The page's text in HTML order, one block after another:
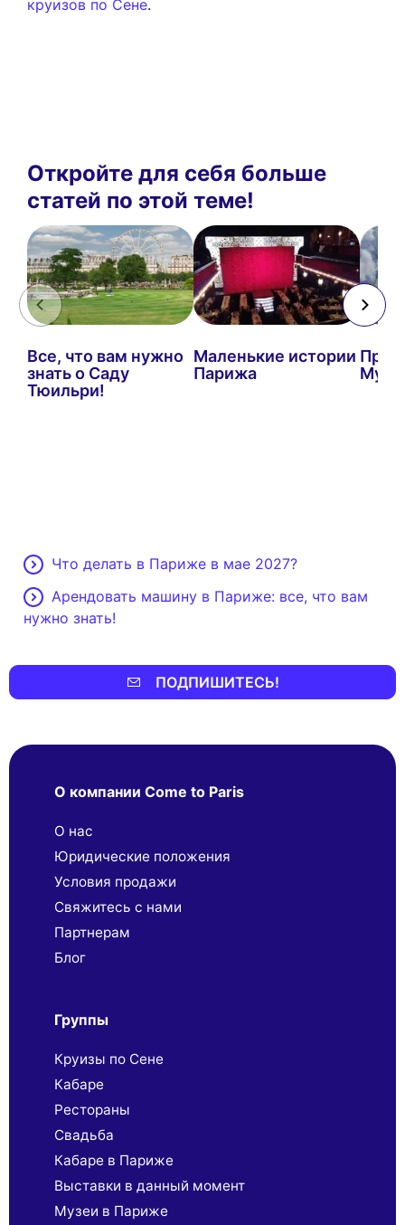
круизов по Сене.
Откройте для себя больше
статей по этой теме!
Все, что вам нужно
знать о Саду
Тюильри!
Маленькие истории
Парижа
Что делать в Париже в мае 2027?
Арендовать машину в Париже: все, что вам
нужно знать!
ПОДПИШИТЕСЬ!
О компании Come to Paris
О нас
Юридические положения
Условия продажи
Свяжитесь с нами
Партнерaм
Блог
Группы
Круизы по Сене
Кабаре
Рестораны
Свадьба
Кабаре в Париже
Выставки в данный момент
Музеи в Париже